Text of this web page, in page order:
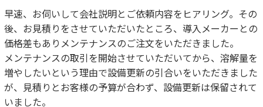
早速、お伺いして会社説明とご依頼内容をヒアリング。その
後、お見積りをさせていただいたところ、導入メーカーとの
価格差もありメンテナンスのご注文をいただきました。
メンテナンスの取引を開始させていただいてから、溶解量を
増やしたいという理由で設備更新の引合いをいただきました
が、見積りとお客様の予算が合わず、設備更新は保留されて
いました。